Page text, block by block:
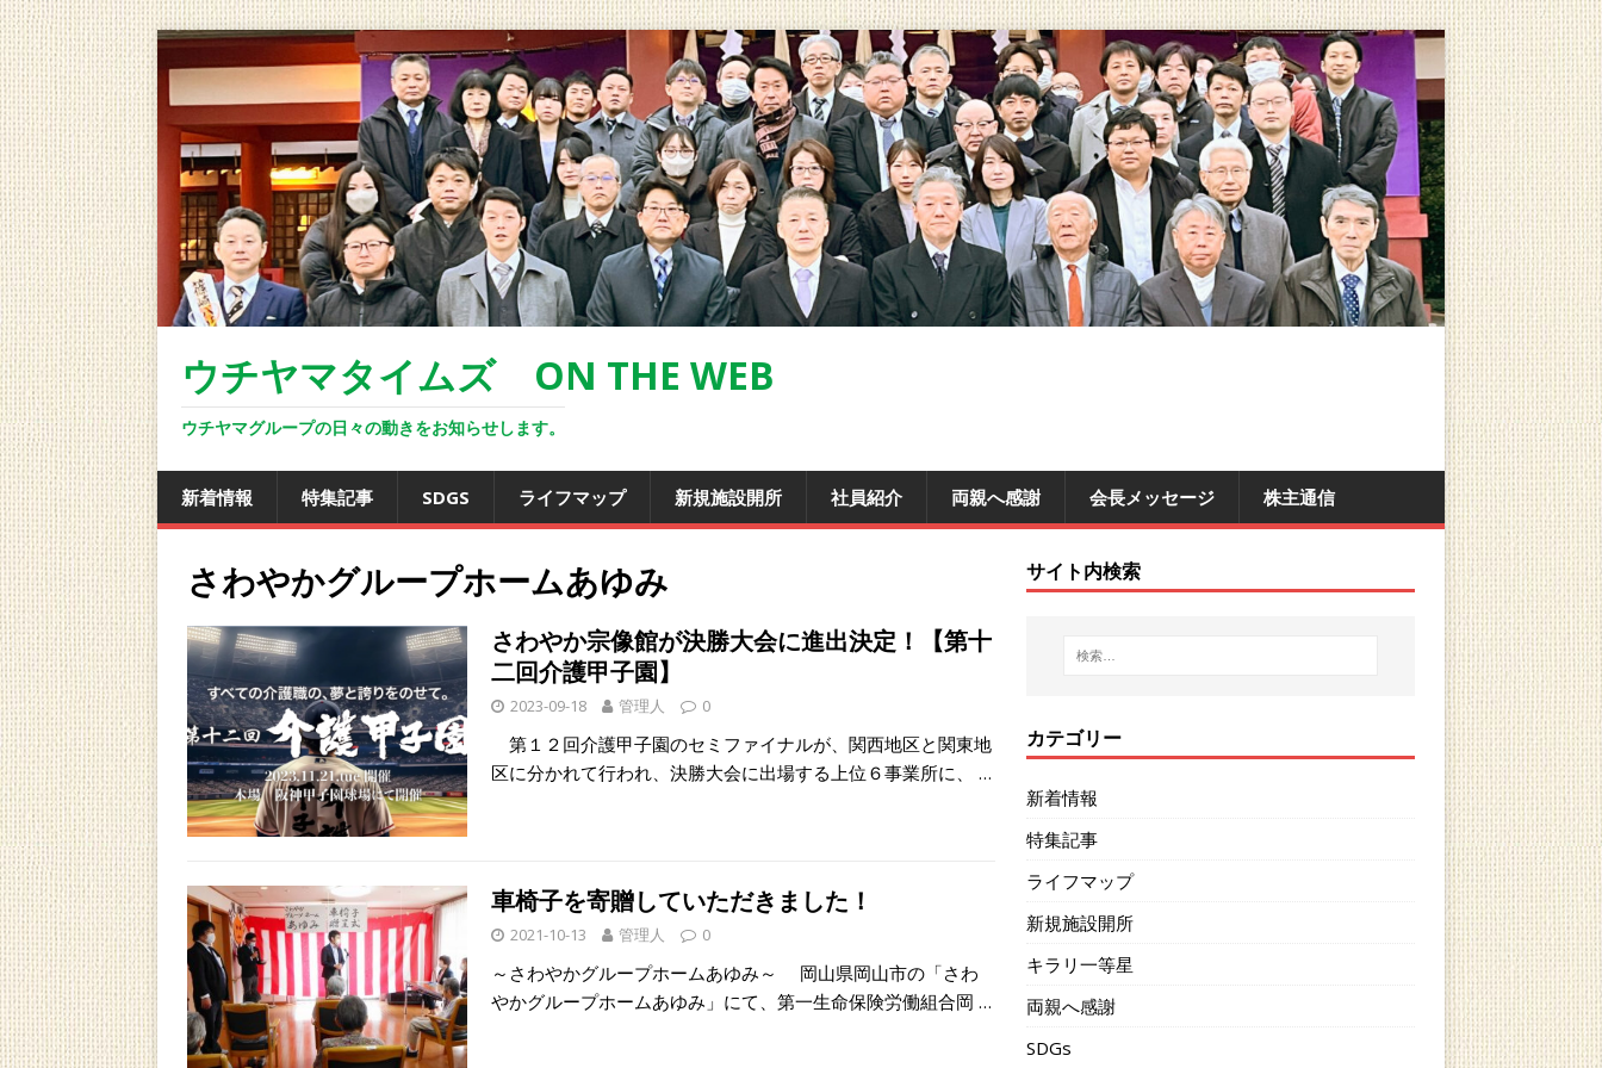
ウチヤマタイムズ ON THE WEB
ウチヤマグループの日々の動きをお知らせします。
新着情報 特集記事 SDGS ライフマップ 新規施設開所 社員紹介 両親へ感謝 会長メッセージ 株主通信
さわやかグループホームあゆみ
さわやか宗像館が決勝大会に進出決定！【第十
二回介護甲子園】
2023-09-18 管理人 0
第１２回介護甲子園のセミファイナルが、関西地区と関東地
区に分かれて行われ、決勝大会に出場する上位６事業所に、 …
車椅子を寄贈していただきました！
2021-10-13 管理人 0
～さわやかグループホームあゆみ～ 岡山県岡山市の「さわ
やかグループホームあゆみ」にて、第一生命保険労働組合岡 …
サイト内検索
カテゴリー
新着情報
特集記事
ライフマップ
新規施設開所
キラリ一等星
両親へ感謝
SDGs